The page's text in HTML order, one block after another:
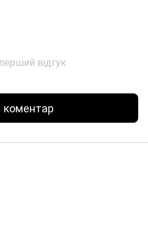
відгук